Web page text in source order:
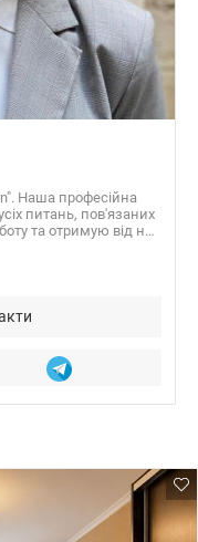
Наша професійна
питань, пов'язаних
та отримую від неї
купити, здати
товар для
клієнтам я